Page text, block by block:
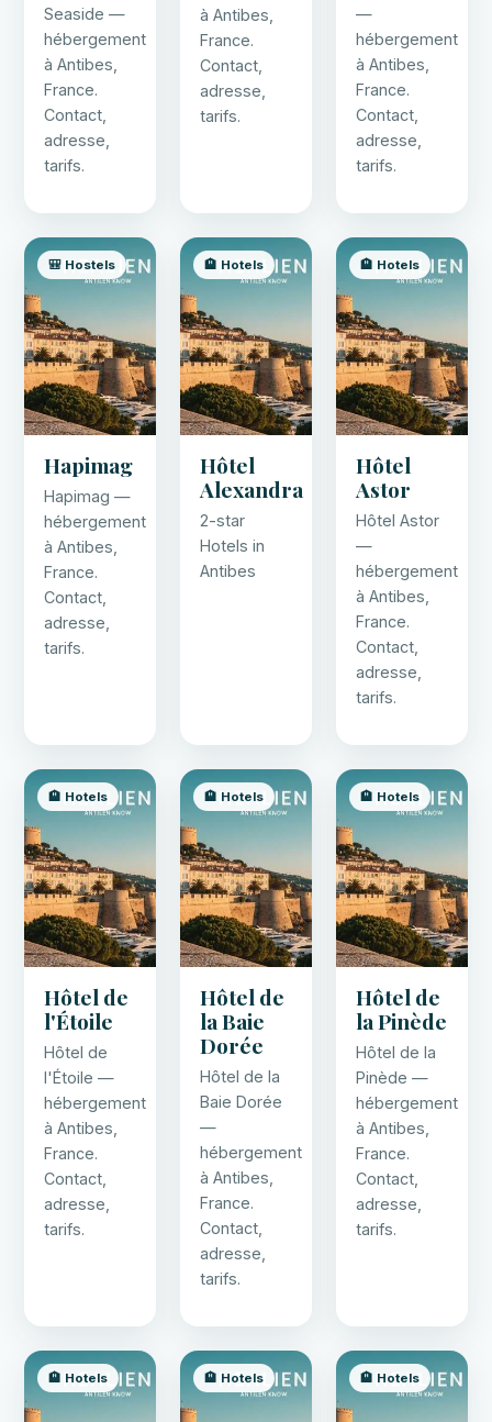
Seaside —
hébergement
à Antibes,
France.
Contact,
adresse,
tarifs.
à Antibes,
France.
Contact,
adresse,
tarifs.
—
hébergement
à Antibes,
France.
Contact,
adresse,
tarifs.
🎒 Hostels
Hapimag
Hapimag —
hébergement
à Antibes,
France.
Contact,
adresse,
tarifs.
🏨 Hotels
Hôtel
Alexandra
2-star
Hotels in
Antibes
🏨 Hotels
Hôtel
Astor
Hôtel Astor
—
hébergement
à Antibes,
France.
Contact,
adresse,
tarifs.
🏨 Hotels
Hôtel de
l'Étoile
Hôtel de
l'Étoile —
hébergement
à Antibes,
France.
Contact,
adresse,
tarifs.
🏨 Hotels
Hôtel de
la Baie
Dorée
Hôtel de la
Baie Dorée
—
hébergement
à Antibes,
France.
Contact,
adresse,
tarifs.
🏨 Hotels
Hôtel de
la Pinède
Hôtel de la
Pinède —
hébergement
à Antibes,
France.
Contact,
adresse,
tarifs.
🏨 Hotels 🏨 Hotels 🏨 Hotels